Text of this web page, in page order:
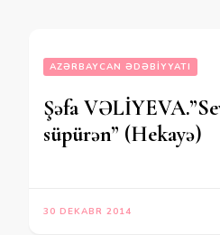
AZƏRBAYCAN ƏDƏBIYYATI
Şəfa
süpürən” (Hekayə)
30 DEKABR 2014